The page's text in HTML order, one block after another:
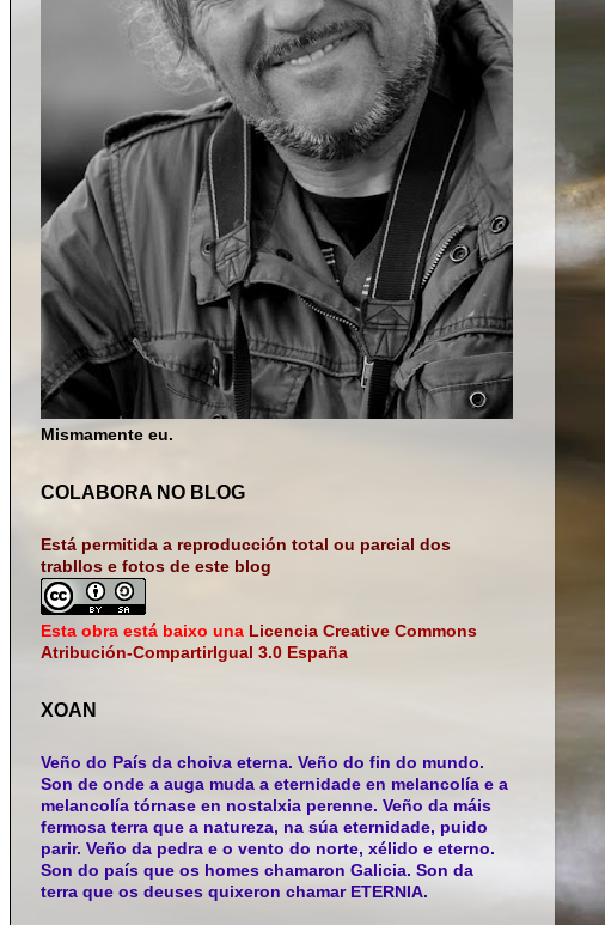
Mismamente eu.
COLABORA NO BLOG
Está permitida a reproducción total ou parcial dos
trabllos e fotos de este blog
Esta obra está baixo una Licencia Creative Commons
Atribución-CompartirIgual 3.0 España
XOAN
Veño do País da choiva eterna. Veño do fin do mundo.
Son de onde a auga muda a eternidade en melancolía e a
melancolía tórnase en nostalxia perenne. Veño da máis
fermosa terra que a natureza, na súa eternidade, puido
parir. Veño da pedra e o vento do norte, xélido e eterno.
Son do país que os homes chamaron Galicia. Son da
terra que os deuses quixeron chamar ETERNIA.